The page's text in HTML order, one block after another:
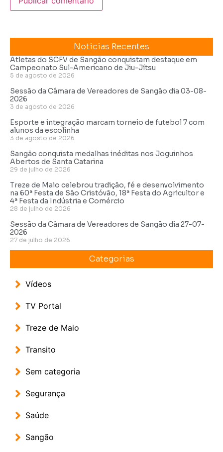
Noticias Recentes
Atletas do SCFV de Sangão conquistam destaque em
Campeonato Sul-Americano de Jiu-Jítsu
5 de agosto de 2026
Sessão da Câmara de Vereadores de Sangão dia 03-08-
2026
3 de agosto de 2026
Esporte e integração marcam torneio de futebol 7 com
alunos da escolinha
3 de agosto de 2026
Sangão conquista medalhas inéditas nos Joguinhos
Abertos de Santa Catarina
29 de julho de 2026
Treze de Maio celebrou tradição, fé e desenvolvimento
na 60ª Festa de São Cristóvão, 18ª Festa do Agricultor e
4ª Festa da Indústria e Comércio
28 de julho de 2026
Sessão da Câmara de Vereadores de Sangão dia 27-07-
2026
27 de julho de 2026
Categorias
Vídeos
TV Portal
Treze de Maio
Transito
Sem categoria
Segurança
Saúde
Sangão